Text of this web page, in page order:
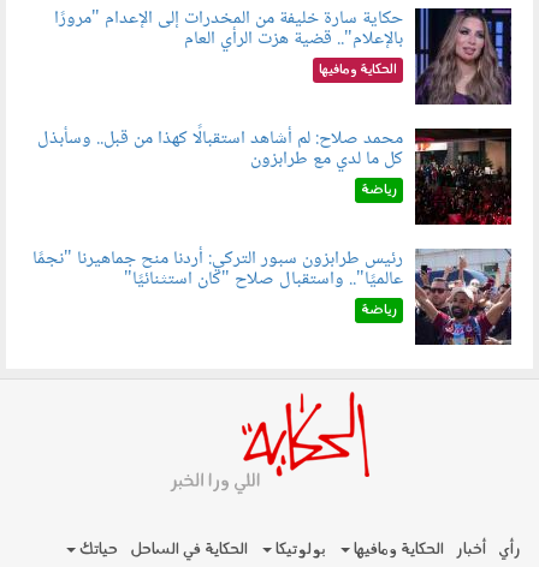
060801.jpeg
حكاية سارة خليفة من المخدرات إلى الإعدام "مرورًا
بالإعلام".. قضية هزت الرأي العام
الحكاية ومافيها
060802.jpg
محمد صلاح: لم أشاهد استقبالًا كهذا من قبل.. وسأبذل
كل ما لدي مع طرابزون
رياضة
060803.jpg
رئيس طرابزون سبور التركي: أردنا منح جماهيرنا "نجمًا
عالميًا".. واستقبال صلاح "كان استثنائيًا"
رياضة
رأي أخبار الحكاية ومافيها بولوتيكا الحكاية في الساحل حياتك